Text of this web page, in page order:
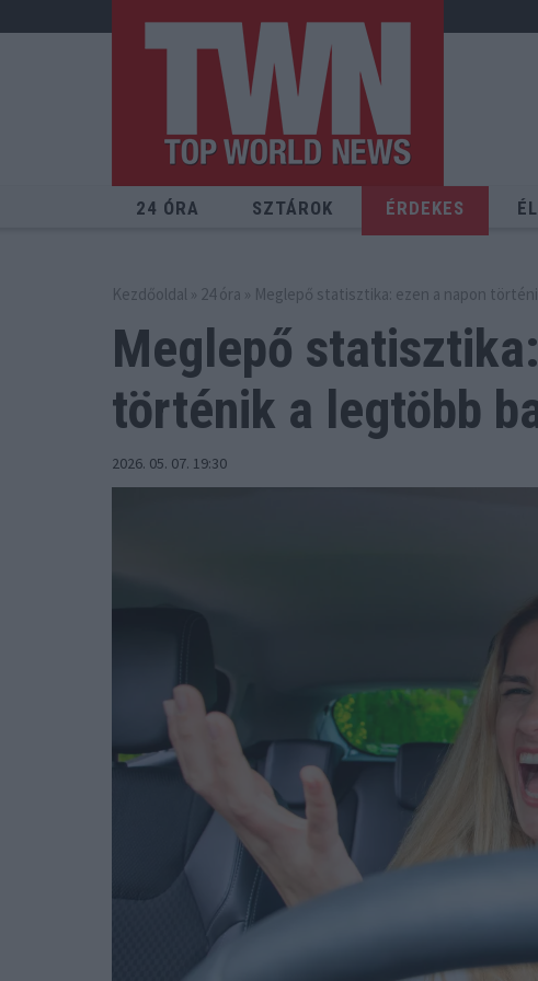
24 ÓRA SZTÁROK ÉRDEKES
Kezdőoldal » 24 óra » Meglepő statisztika: ezen a napon
Meglepő
történik a legtöbb
2026. 05. 07. 19:30